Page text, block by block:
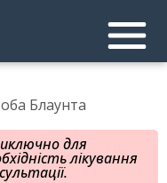
Блаунта
для
лікування